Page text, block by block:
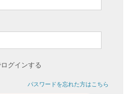
グインする
パスワードを忘れた方はこちら